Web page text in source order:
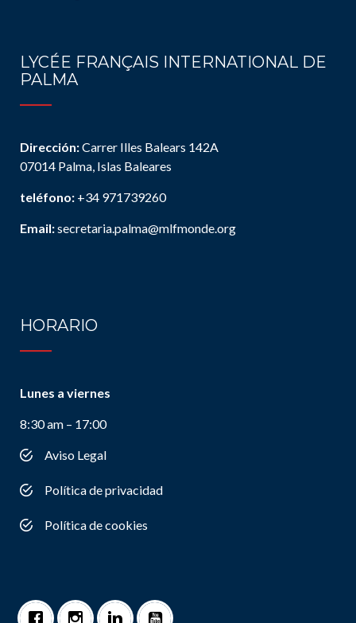
LYCÉE FRANÇAIS INTERNATIONAL DE
PALMA
Dirección:Carrer Illes Balears 142A
07014 Palma, Islas Baleares
teléfono: +34 971739260
Email:secretaria.palma@mlfmonde.org
HORARIO
Lunes a viernes
8:30 am – 17:00
Aviso Legal
Política de privacidad
Política de cookies